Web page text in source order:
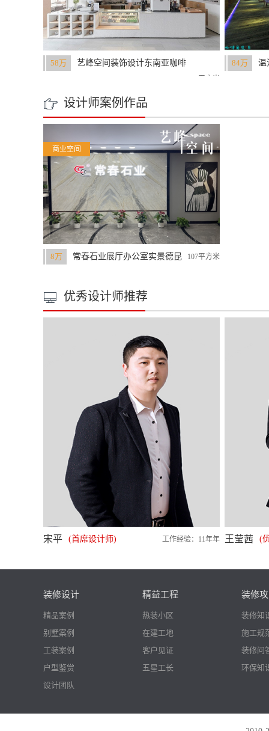
58万
艺峰空间装饰设计东南亚咖啡
84万
温
 设计师案例作品
商业空间
8万
常春石业展厅办公室实景德昆
107平方米
 优秀设计师推荐
宋平 (首席设计师) 工作经验：11年年 王莹茜 (
装修设计
精品案例
别墅案例
工装案例
户型鉴赏
设计团队
精益工程
热装小区
在建工地
客户见证
五星工长
装修
装修知
施工规
装修问
环保知